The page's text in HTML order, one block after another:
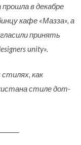
в декабре
кафе «Мазза», а
принять
unity».
как
стиле дот-